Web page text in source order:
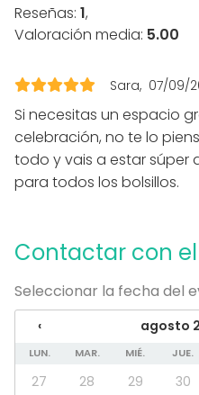
Piscina
Zona exterior
Propia música OK
Equipamiento
Cocina para cliente
Toallas
Juegos
Mobiliario
Tipo de eventos
Fiesta
Boda
Reunión / Workshop
Reseñas: 1,
Valoración media: 5.00
Sara 07/09/
Si necesitas un espacio
celebración, no te lo
todo y vais a estar súper
para todos los bolsillos.
Contactar con
Seleccionar la fecha del
‹ agosto
LUN. MAR. MIÉ. JUE.
27 28 29 30